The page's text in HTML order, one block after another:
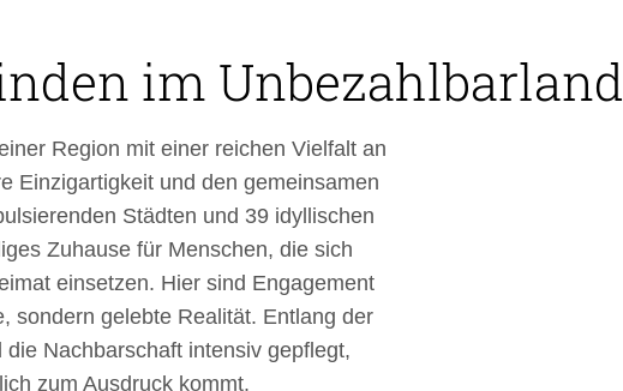
im Unbezahlbarland
Region mit einer reichen Vielfalt an
Einzigartigkeit und den gemeinsamen
Städten und 39 idyllischen
Zuhause für Menschen, die sich
einsetzen. Hier sind Engagement
sondern gelebte Realität. Entlang der
Nachbarschaft intensiv gepflegt,
zum Ausdruck kommt.